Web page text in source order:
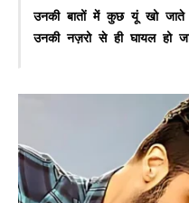
उनकी बातों में कुछ यूं खो
उनकी नज़रो से ही घायल हो